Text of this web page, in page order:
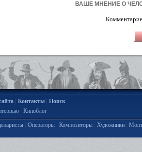
ВАШЕ МНЕНИЕ О
| Контакты| Поиск
| Киноблог
| Операторы| Композиторы| Художники|